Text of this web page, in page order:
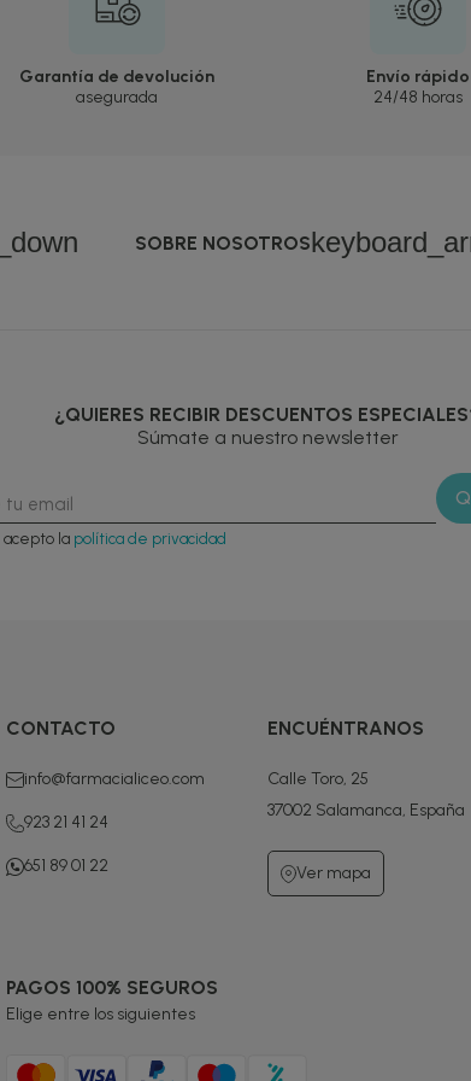
Garantía de devolución
asegurada
Envío rápido
24/48 horas
SOBRE NOSOTROS
¿QUIERES RECIBIR DESCUENTOS
Súmate a nuestro newsletter
acepto la política de privacidad
CONTACTO
info@farmacialiceo.com
923 21 41 24
651 89 01 22
ENCUÉNTRANOS
Calle Toro, 25
37002 Salamanca, España
Ver mapa
PAGOS 100% SEGUROS
Elige entre los siguientes